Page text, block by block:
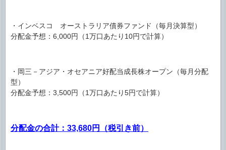
・インベスコ オーストラリア債券ファンド（毎月決算型）
分配金予想：6,000円（1万口あたり10円で計算）
・岡三－アジア・オセアニア好配当成長株オープン（毎月分配
型）
分配金予想：3,500円（1万口あたり5円で計算）
分配金の合計：33,680円（税引き前）